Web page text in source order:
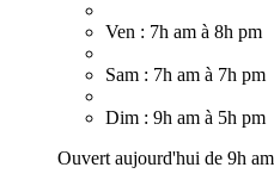
Ven : 7h am à 8h pm
Sam : 7h am à 7h pm
Dim : 9h am à 5h pm
Ouvert aujourd'hui de 9h